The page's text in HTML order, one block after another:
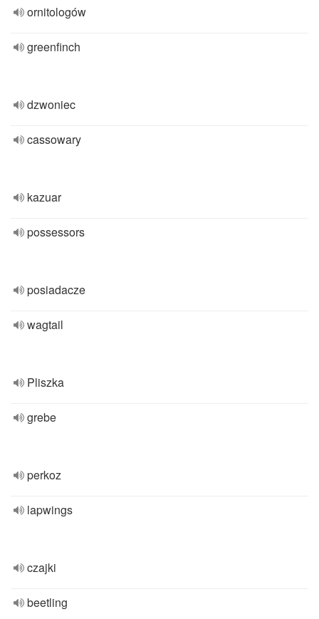
ornitologów
greenfinch
dzwoniec
cassowary
kazuar
possessors
posiadacze
wagtail
Pliszka
grebe
perkoz
lapwings
czajki
beetling